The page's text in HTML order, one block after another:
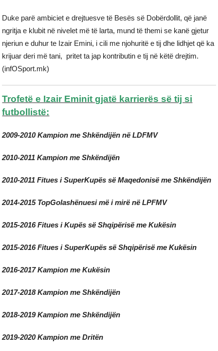
Duke parë ambiciet e drejtuesve të Besës së Dobërdollit, që janë
ngritja e klubit në nivelet më të larta, mund të themi se kanë gjetur
njeriun e duhur te Izair Emini, i cili me njohuritë e tij dhe lidhjet që ka
krijuar deri më tani, pritet ta jap kontributin e tij në këtë drejtim.
(infOSport.mk)
Trofetë e Izair Eminit gjatë karrierës së tij si
futbollistë:
2009-2010 Kampion me Shkëndijën në LDFMV
2010-2011 Kampion me Shkëndijën
2010-2011 Fitues i SuperKupës së Maqedonisë me Shkëndijën
2014-2015 TopGolashënuesi më i mirë në LPFMV
2015-2016 Fitues i Kupës së Shqipërisë me Kukësin
2015-2016 Fitues i SuperKupës së Shqipërisë me Kukësin
2016-2017 Kampion me Kukësin
2017-2018 Kampion me Shkëndijën
2018-2019 Kampion me Shkëndijën
2019-2020 Kampion me Dritën